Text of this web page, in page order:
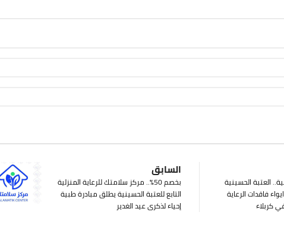
السابق
بخصم 50%.. مركز سلامتك للرعاية المنزلية
التابع للعتبة الحسينية يطلق مبادرة طبية
إحياء لذكرى عيد الغدير
العتبة الحسينية
فاقدات الرعاية
كربلاء